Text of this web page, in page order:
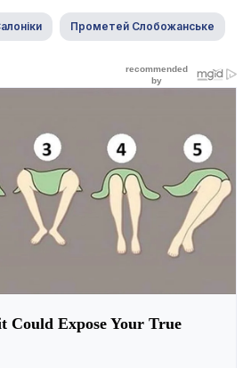
Прометей Слобожанське